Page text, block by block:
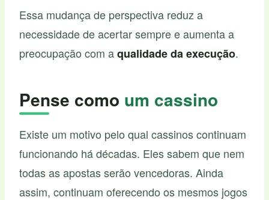
Essa mudança de perspectiva reduz a
necessidade de acertar sempre e aumenta a
preocupação com aqualidade da execução.
Pense como um cassino
Existe um motivo pelo qual cassinos continuam
funcionando há décadas. Eles sabem que nem
todas as apostas serão vencedoras. Ainda
assim, continuam oferecendo os mesmos jogos